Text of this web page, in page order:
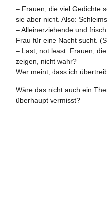
– Frauen, die viel Gedichte
sie aber nicht. Also:
– Alleinerziehende und
Frau für eine Nacht sucht.
– Last, not least: Frauen,
zeigen, nicht wahr?
Wer meint, dass ich
Wäre das nicht auch ein
überhaupt vermisst?